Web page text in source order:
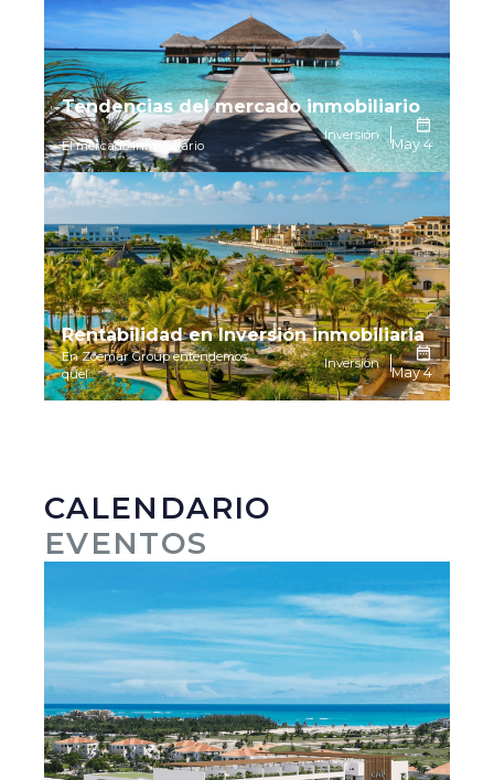
Tendencias del mercado inmobiliario
El mercado inmobiliario
Inversión
May 4
Rentabilidad en Inversión inmobiliaria
En Zoemar Group entendemos
quel...
Inversión
May 4
CALENDARIO
EVENTOS